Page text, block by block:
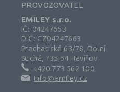
PROVOZOVATEL
EMILEY s.r.o.
IČ: 04247663
DIČ: CZ04247663
Prachatická 63/78, Dolní
Suchá, 735 64 Havířov
+420 773 562 100
info@emiley.cz